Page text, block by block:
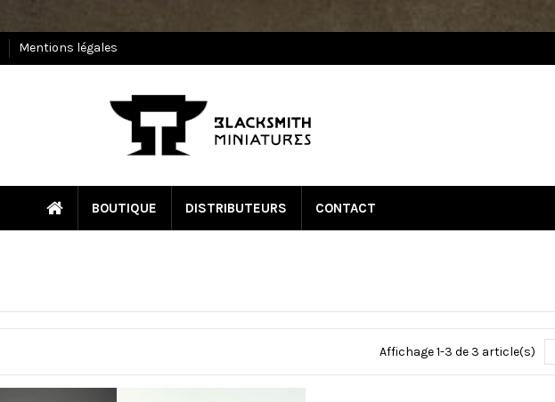
Mentions légales
BOUTIQUE DISTRIBUTEURS CONTACT
Affichage 1-3 de 3 article(s)